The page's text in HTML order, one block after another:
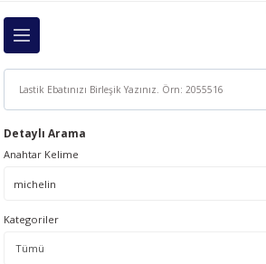
Detaylı Arama
Anahtar Kelime
Kategoriler